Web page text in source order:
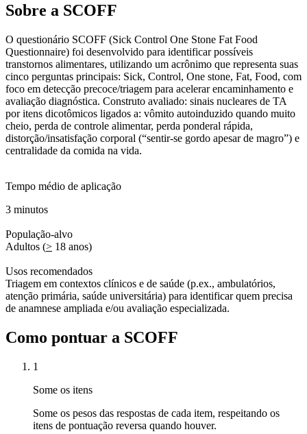
Sobre a SCOFF
O questionário SCOFF (Sick Control One Stone Fat Food
Questionnaire) foi desenvolvido para identificar possíveis
transtornos alimentares, utilizando um acrônimo que representa suas
cinco perguntas principais: Sick, Control, One stone, Fat, Food, com
foco em detecção precoce/triagem para acelerar encaminhamento e
avaliação diagnóstica. Construto avaliado: sinais nucleares de TA
por itens dicotômicos ligados a: vômito autoinduzido quando muito
cheio, perda de controle alimentar, perda ponderal rápida,
distorção/insatisfação corporal (“sentir-se gordo apesar de magro”) e
centralidade da comida na vida.
Tempo médio de aplicação
3 minutos
População-alvo
Adultos (> 18 anos)
Usos recomendados
Triagem em contextos clínicos e de saúde (p.ex., ambulatórios,
atenção primária, saúde universitária) para identificar quem precisa
de anamnese ampliada e/ou avaliação especializada.
Como pontuar a SCOFF
1
Some os itens
Some os pesos das respostas de cada item, respeitando os
itens de pontuação reversa quando houver.